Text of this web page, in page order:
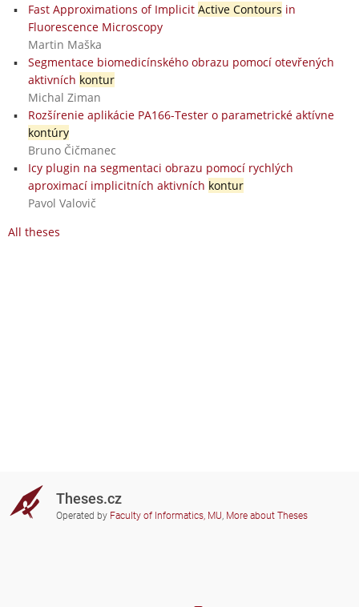
Fast Approximations of Implicit Active Contours in
Fluorescence Microscopy
Martin Maška
Segmentace biomedicínského obrazu pomocí otevřených
aktivních kontur
Michal Ziman
Rozšírenie aplikácie PA166-Tester o parametrické aktívne
kontúry
Bruno Čičmanec
Icy plugin na segmentaci obrazu pomocí rychlých
aproximací implicitních aktivních kontur
Pavol Valovič
All theses
Theses.cz
Operated by Faculty of Informatics, MU, More about Theses